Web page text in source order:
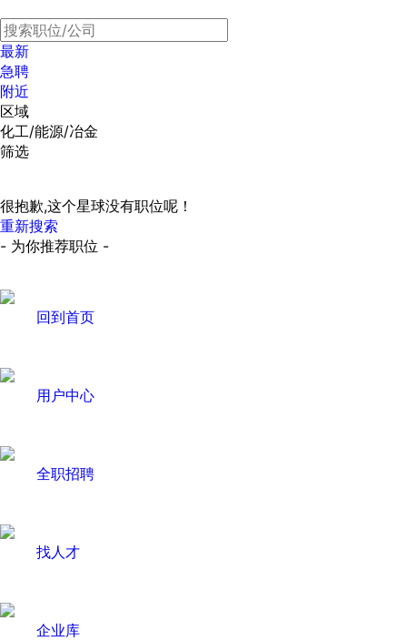
最新
急聘
附近
区域
化工/能源/冶金
筛选
很抱歉,这个星球没有职位呢！
重新搜索
- 为你推荐职位 -
回到首页
用户中心
全职招聘
找人才
企业库